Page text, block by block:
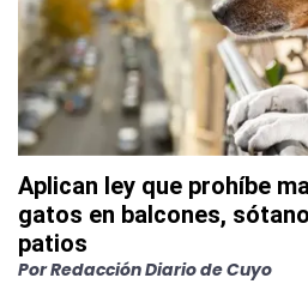
Aplican ley que prohíbe
gatos en balcones,
patios
PorRedacción Diario de Cuyo